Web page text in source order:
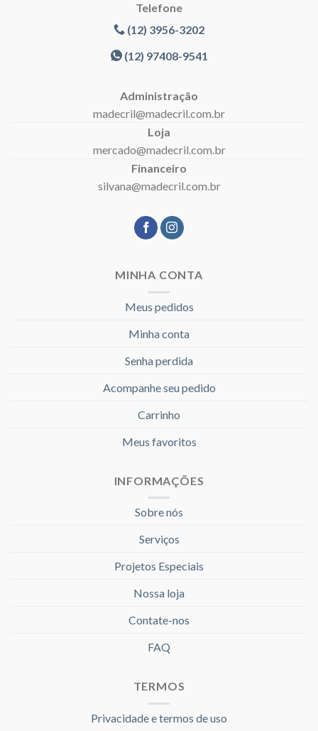
Telefone
(12) 3956-3202
(12) 97408-9541
Administração
madecril@madecril.com.br
Loja
mercado@madecril.com.br
Financeiro
silvana@madecril.com.br
MINHA CONTA
Meus pedidos
Minha conta
Senha perdida
Acompanhe seu pedido
Carrinho
Meus favoritos
INFORMAÇÕES
Sobre nós
Serviços
Projetos Especiais
Nossa loja
Contate-nos
FAQ
TERMOS
Privacidade e termos de uso